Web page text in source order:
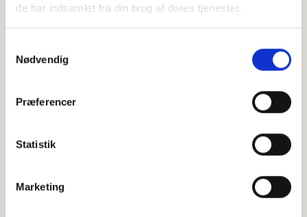
de har indsamlet fra din brug af deres tjenester.
Nødvendig
Præferencer
Statistik
Marketing
Grill